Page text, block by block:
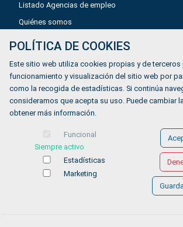
Listado Agencias de empleo
Quiénes somos
Política de privacidad
Política de Cookies
Accesibilidad
© COPYRIGHT 2026
POLÍTICA DE COOKIES
Este sitio web utiliza cookies propias y de terceros
funcionamiento y visualización del sitio web por
como la recogida de estadísticas. Si continúa
consideramos que acepta su uso. Puede cambiar
obtener más información.
Funcional
Siempre activo
Estadísticas
Marketing